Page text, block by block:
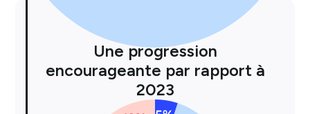
Une progression
encourageante par rapport à
2023